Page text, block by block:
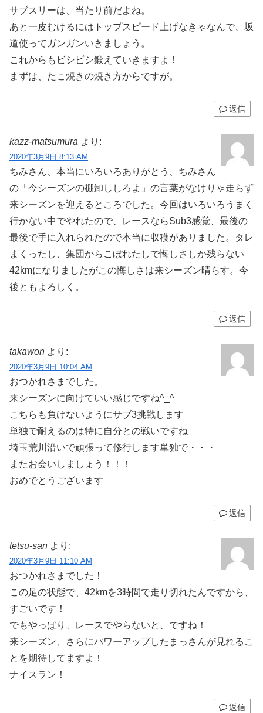
サブスリーは、当たり前だよね。
あと一皮むけるにはトップスピード上げなきゃなんで、坂
道使ってガンガンいきましょう。
これからもビシビシ鍛えていきますよ！
まずは、たこ焼きの焼き方からですが。
返信
kazz-matsumura より:
2020年3月9日 8:13 AM
ちみさん、本当にいろいろありがとう、ちみさん
の「今シーズンの棚卸ししろよ」の言葉がなけりゃ走らず
来シーズンを迎えるところでした。今回はいろいろうまく
行かない中でやれたので、レースならSub3感覚、最後の
最後で手に入れられたので本当に収穫がありました。タレ
まくったし、集団からこぼれたしで悔しさしか残らない
42kmになりましたがこの悔しさは来シーズン晴らす。今
後ともよろしく。
返信
takawon より:
2020年3月9日 10:04 AM
おつかれさまでした。
来シーズンに向けていい感じですね^_^
こちらも負けないようにサブ3挑戦します
単独で耐えるのは特に自分との戦いですね
埼玉荒川沿いで頑張って修行します単独で・・・
またお会いしましょう！！！
おめでとうございます
返信
tetsu-san より:
2020年3月9日 11:10 AM
おつかれさまでした！
この足の状態で、42kmを3時間で走り切れたんですから、
すごいです！
でもやっぱり、レースでやらないと、ですね！
来シーズン、さらにパワーアップしたまっさんが見れるこ
とを期待してますよ！
ナイスラン！
返信